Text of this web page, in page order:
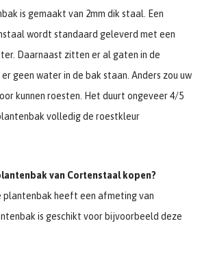
is gemaakt van 2mm dik staal. Een
wordt standaard geleverd met een
Daarnaast zitten er al gaten in de
geen water in de bak staan. Anders zou uw
kunnen roesten. Het duurt ongeveer 4/5
volledig de roestkleur
van Cortenstaal kopen?
heeft een afmeting van
is geschikt voor bijvoorbeeld deze